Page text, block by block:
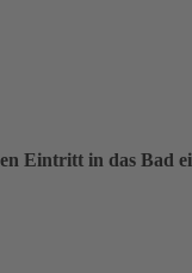
Eintritt in das Bad